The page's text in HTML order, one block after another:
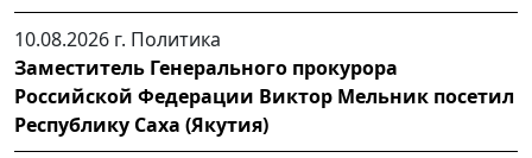
10.08.2026 г. Политика
Заместитель Генерального прокурора
Российской Федерации Виктор Мельник посетил
Республику Саха (Якутия)